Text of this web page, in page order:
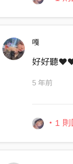
嘎
好好聽
5 年前
・1